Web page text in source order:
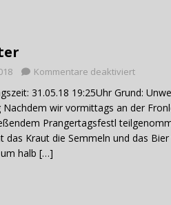
Kommentare deaktiviert
31.05.18 19:25Uhr Grund:
Nachdem wir vormittags an der
Prangertagsfestl
das Kraut die Semmeln und das
halb […]